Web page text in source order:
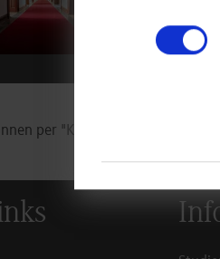
per "Klick" vergrößert werden.